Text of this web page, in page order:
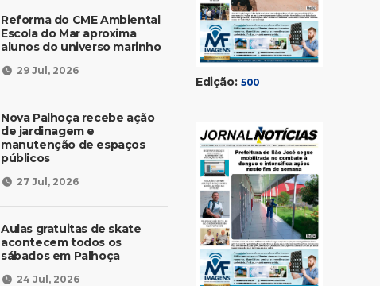
Reforma do CME Ambiental
Escola do Mar aproxima
alunos do universo marinho
29 Jul, 2026
Nova Palhoça recebe ação
de jardinagem e
manutenção de espaços
públicos
27 Jul, 2026
Aulas gratuitas de skate
acontecem todos os
sábados em Palhoça
24 Jul, 2026
Edição: 500